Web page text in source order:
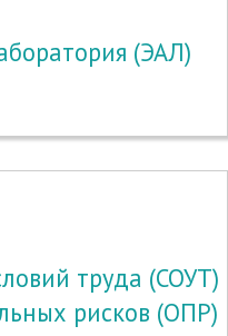
(ЭАЛ)
труда (СОУТ)
рисков (ОПР)